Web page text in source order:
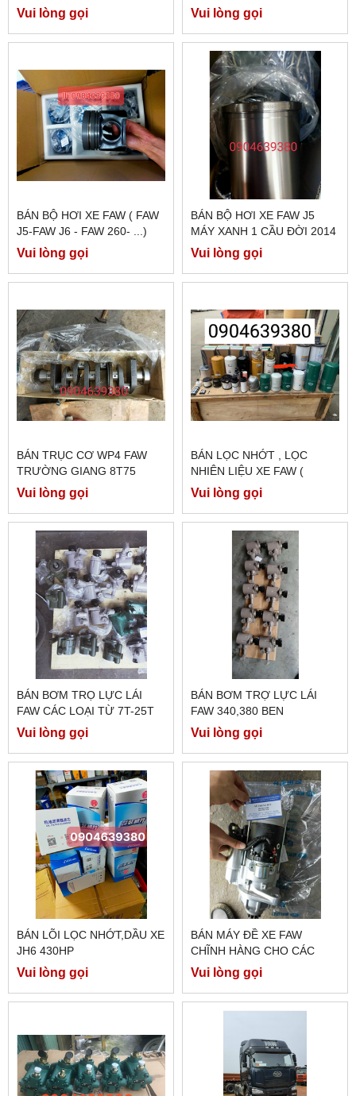
Vui lòng gọi Vui lòng gọi
BÁN BỘ HƠI XE FAW ( FAW
J5-FAW J6 - FAW 260- ...)
.HÀNG CHÍNH HÃNG FAW
Vui lòng gọi
BÁN BỘ HƠI XE FAW J5
MÁY XANH 1 CẦU ĐỜI 2014
Vui lòng gọi
BÁN TRỤC CƠ WP4 FAW
TRƯỜNG GIANG 8T75
Vui lòng gọi
BÁN LỌC NHỚT , LỌC
NHIÊN LIỆU XE FAW (
J6,260E5,JH6 430,JH6
Vui lòng gọi
BÁN BƠM TRỌ LỰC LÁI
FAW CÁC LOẠI TỪ 7T-25T
Vui lòng gọi
BÁN BƠM TRỢ LỰC LÁI
FAW 340,380 BEN
Vui lòng gọi
BÁN LÕI LỌC NHỚT,DẦU XE
JH6 430HP
Vui lòng gọi
BÁN MÁY ĐỀ XE FAW
CHĨNH HÀNG CHO CÁC
DÒNG 350HP/260E5/...
Vui lòng gọi